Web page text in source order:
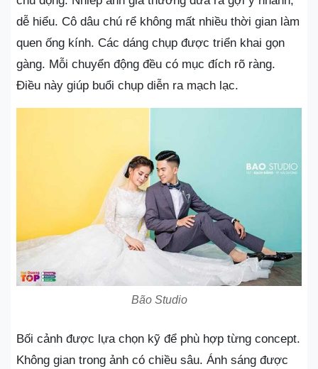
dễ hiểu. Cô dâu chú rể không mất nhiều thời gian làm
quen ống kính. Các dáng chụp được triển khai gọn
gàng. Mỗi chuyển động đều có mục đích rõ ràng.
Điều này giúp buổi chụp diễn ra mạch lạc.
Bão Studio
Bối cảnh được lựa chọn kỹ để phù hợp từng concept.
Không gian trong ảnh có chiều sâu. Ánh sáng được